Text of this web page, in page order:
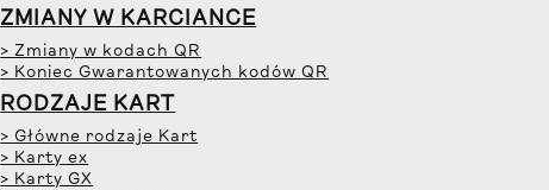
ZMIANY W KARCIANCE
> Zmiany w kodach QR
> Koniec Gwarantowanych kodów QR
RODZAJE KART
> Główne rodzaje Kart
> Karty ex
> Karty GX